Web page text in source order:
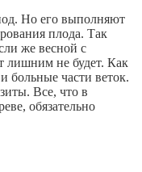
Но его выполняют
плода. Так
же весной с
лишним не будет. Как
больные части веток.
Все, что в
обязательно